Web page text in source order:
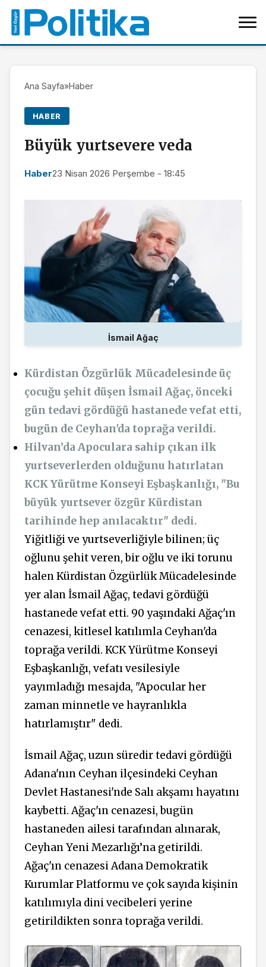
Ana Sayfa»Haber
HABER
Büyük yurtsevere veda
Haber23 Nisan 2026 Perşembe - 18:45
İsmail Ağaç
Kürdistan Özgürlük Mücadelesinde üç
çocuğu şehit düşen İsmail Ağaç, önceki
gün tedavi gördüğü hastanede vefat etti,
bugün de Ceyhan'da toprağa verildi.
Hilvan’da Apoculara sahip çıkan ilk
yurtseverlerden olduğunu hatırlatan
KCK Yürütme Konseyi Eşbaşkanlığı, "Bu
büyük yurtsever özgür Kürdistan
tarihinde hep anılacaktır" dedi.
Yiğitliği ve yurtseverliğiyle bilinen; üç
oğlunu şehit veren, bir oğlu ve iki torunu
halen Kürdistan Özgürlük Mücadelesinde
yer alan İsmail Ağaç, tedavi gördüğü
hastanede vefat etti. 90 yaşındaki Ağaç'ın
cenazesi, kitlesel katılımla Ceyhan'da
toprağa verildi. KCK Yürütme Konseyi
Eşbaşkanlığı, vefatı vesilesiyle
yayımladığı mesajda, "Apocular her
zaman minnetle ve hayranlıkla
hatırlamıştır" dedi.
İsmail Ağaç, uzun süredir tedavi gördüğü
Adana'nın Ceyhan ilçesindeki Ceyhan
Devlet Hastanesi'nde Salı akşamı hayatını
kaybetti. Ağaç'ın cenazesi, bugün
hastaneden ailesi tarafından alınarak,
Ceyhan Yeni Mezarlığı’na getirildi.
Ağaç'ın cenazesi Adana Demokratik
Kurumlar Platformu ve çok sayıda kişinin
katılımıyla dini vecibeleri yerine
getirildikten sonra toprağa verildi.